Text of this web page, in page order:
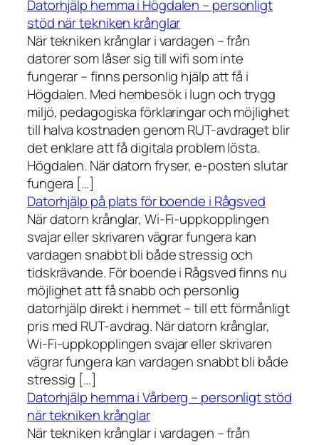
Datorhjälp hemma i Högdalen – personligt
stöd när tekniken krånglar
När tekniken krånglar i vardagen – från
datorer som låser sig till wifi som inte
fungerar – finns personlig hjälp att få i
Högdalen. Med hembesök i lugn och trygg
miljö, pedagogiska förklaringar och möjlighet
till halva kostnaden genom RUT-avdraget blir
det enklare att få digitala problem lösta.
Högdalen. När datorn fryser, e-posten slutar
fungera […]
Datorhjälp på plats för boende i Rågsved
När datorn krånglar, Wi-Fi-uppkopplingen
svajar eller skrivaren vägrar fungera kan
vardagen snabbt bli både stressig och
tidskrävande. För boende i Rågsved finns nu
möjlighet att få snabb och personlig
datorhjälp direkt i hemmet – till ett förmånligt
pris med RUT-avdrag. När datorn krånglar,
Wi-Fi-uppkopplingen svajar eller skrivaren
vägrar fungera kan vardagen snabbt bli både
stressig […]
Datorhjälp hemma i Vårberg – personligt stöd
när tekniken krånglar
När tekniken krånglar i vardagen – från